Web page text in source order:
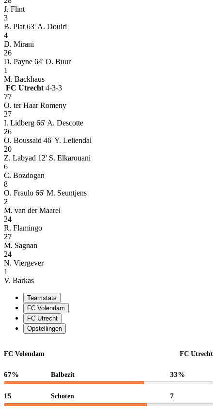
J. Flint
3
B. Plat 63' A. Douiri
4
D. Mirani
26
D. Payne 64' O. Buur
1
M. Backhaus
FC Utrecht 4-3-3
77
O. ter Haar Romeny
37
I. Lidberg 66' A. Descotte
26
O. Boussaid 46' Y. Leliendal
20
Z. Labyad 12' S. Elkarouani
6
C. Bozdogan
8
O. Fraulo 66' M. Seuntjens
2
M. van der Maarel
34
R. Flamingo
27
M. Sagnan
24
N. Viergever
1
V. Barkas
Teamstats
FC Volendam
FC Utrecht
Opstellingen
FC Volendam FC Utrecht
67% Balbezit 33%
15 Schoten 7